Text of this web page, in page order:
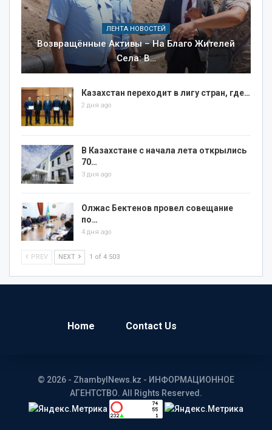
ЛЕНТА НОВОСТЕЙ
Возвращённые Активы – На Благо Жителей
Села: В…
Казахстан переходит в лигу стран, где…
2 дня ago
В Казахстане с начала лета открылись
70…
3 дня ago
Олжас Бектенов провел совещание
по…
4 дня ago
PREV NEXT 1 of 4 503
Home Contact Us
© 2026 - ZhambylNews.kz - ИНФОРМАЦИОННОЕ
АГЕНТСТВО. All Rights Reserved.